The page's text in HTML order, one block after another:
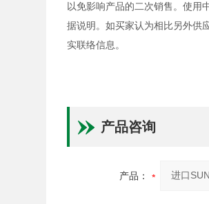
以免影响产品的二次销售。使用
据说明。如买家认为相比另外供
实联络信息。
产品咨询
产品：